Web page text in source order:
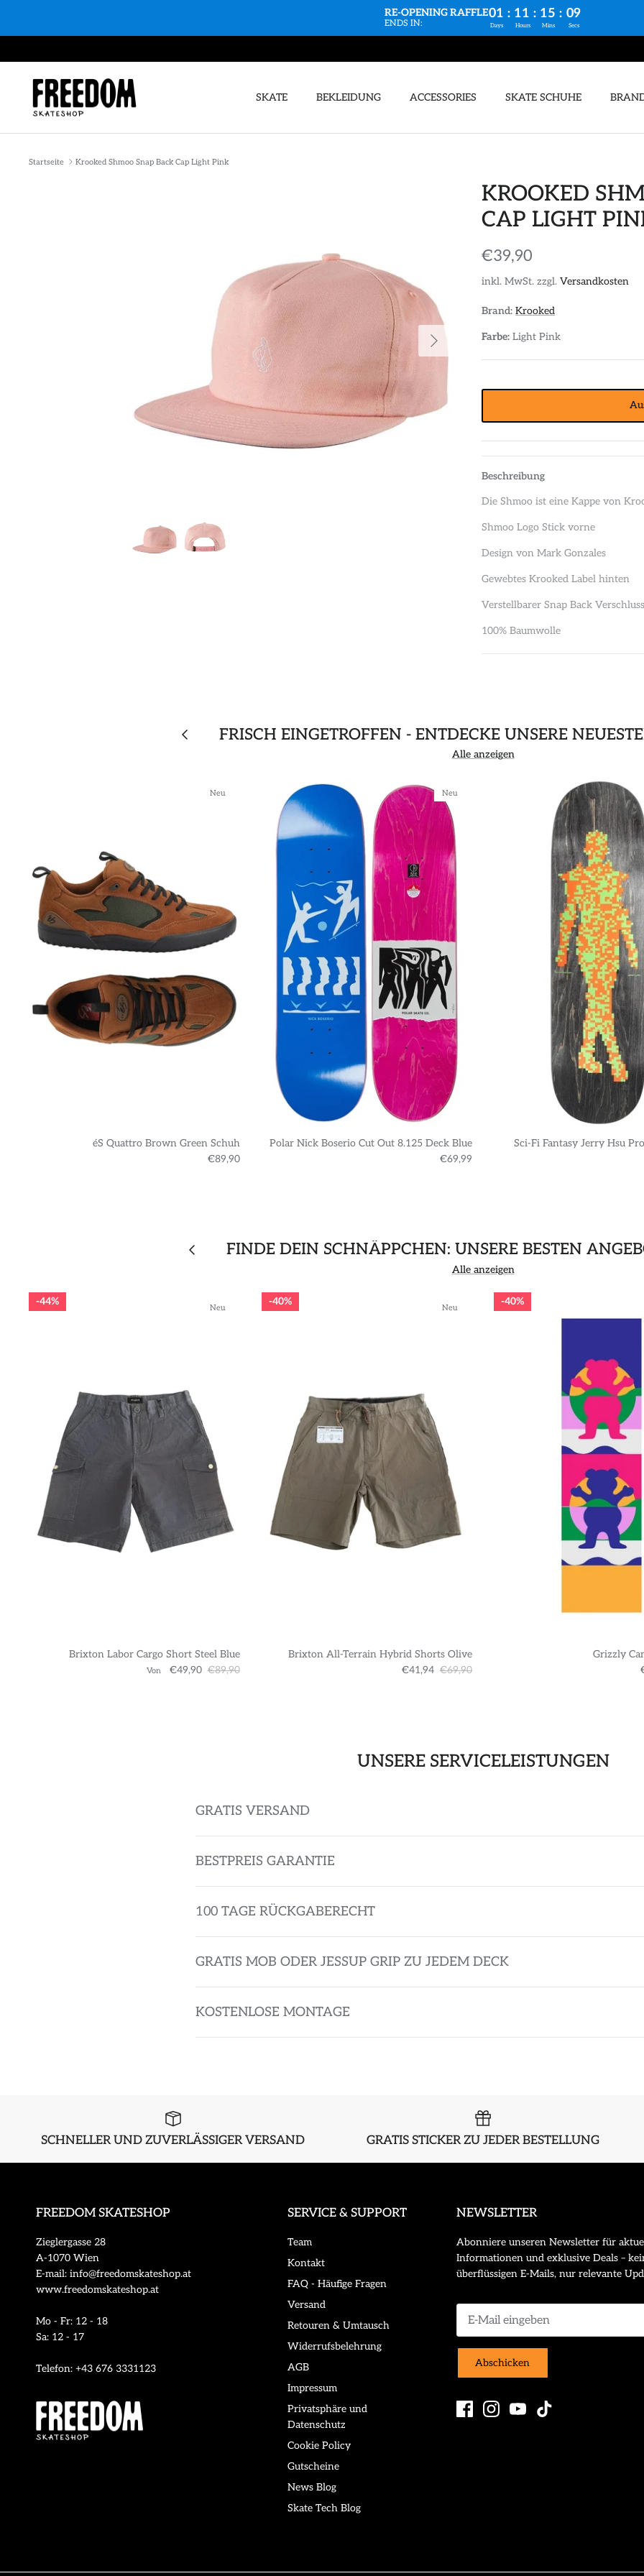
RE-OPENING RAFFLE
ENDS IN:
01 : 11 : 15 : 08
Days Hours Mins Secs
SKATE
BEKLEIDUNG ACCESSORIES SKATE SCHUHE
Startseite Krooked Shmoo Snap Back Cap Light Pink
KROOKED
CAP LIGHT
€39,90
inkl. MwSt. zzgl.Versandkosten
Brand: Krooked
Farbe: Light Pink
Beschreibung
Die Shmoo ist eine Kappe von
Shmoo Logo Stick vorne
Design von Mark Gonzales
Gewebtes Krooked Label hinten
Verstellbarer Snap Back
100% Baumwolle
FRISCH EINGETROFFEN - ENTDECKE UNSERE
Alle anzeigen
Neu
éS Quattro Brown Green Schuh
€89,90
Neu
Polar Nick Boserio Cut Out 8.125 Deck Blue
€69,99
Sci-Fi Fantasy Jerry Hsu
FINDE DEIN SCHNÄPPCHEN: UNSERE BESTEN
Alle anzeigen
Neu
44%
Brixton Labor Cargo Short Steel Blue
Von €49,90 €89,90
Neu
40%
Brixton All-Terrain Hybrid Shorts Olive
€41,94 €69,90
40%
Grizzly
UNSERE SERVICELEISTUNGEN
GRATIS VERSAND
BESTPREIS GARANTIE
100 TAGE RÜCKGABERECHT
GRATIS MOB ODER JESSUP GRIP ZU JEDEM DECK
KOSTENLOSE MONTAGE
SCHNELLER UND ZUVERLÄSSIGER VERSAND GRATIS STICKER ZU JEDER BESTELLUNG
FREEDOM SKATESHOP
Zieglergasse 28
A-1070 Wien
E-mail: info@freedomskateshop.at
www.freedomskateshop.at
Mo - Fr: 12 - 18
Sa: 12 - 17
Telefon: +43 676 3331123
SERVICE & SUPPORT
Team
Kontakt
FAQ - Häufige Fragen
Versand
Retouren & Umtausch
Widerrufsbelehrung
AGB
Impressum
Privatsphäre und
Datenschutz
Cookie Policy
Gutscheine
News Blog
Skate Tech Blog
NEWSLETTER
Abonniere unseren Newsletter für
Informationen und exklusive Deals –
überflüssigen E-Mails, nur relevante
Abschicken